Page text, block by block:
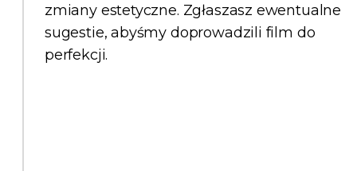
zmiany estetyczne. Zgłaszasz ewentualne
sugestie, abyśmy doprowadzili film do
perfekcji.